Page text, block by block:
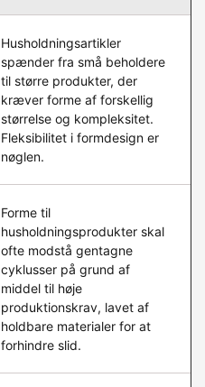
Husholdningsartikler
spænder fra små beholdere
til større produkter, der
kræver forme af forskellig
størrelse og kompleksitet.
Fleksibilitet i formdesign er
nøglen.
Forme til
husholdningsprodukter skal
ofte modstå gentagne
cyklusser på grund af
middel til høje
produktionskrav, lavet af
holdbare materialer for at
forhindre slid.